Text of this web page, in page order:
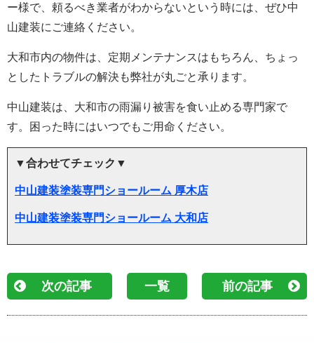
ー様で、頼るべき業者がわからないという時には、ぜひ中
山建装にご連絡ください。
大和市内の物件は、定期メンテナンスはもちろん、ちょっ
としたトラブルの解決も弊社が丸ごと承ります。
中山建装は、大和市の雨漏り被害を食い止める専門家で
す。困った時にはいつでもご用命ください。
▼合わせてチェック▼
中山建装塗装専門ショールーム 厚木店
中山建装塗装専門ショールーム 大和店
次の記事 一覧 前の記事